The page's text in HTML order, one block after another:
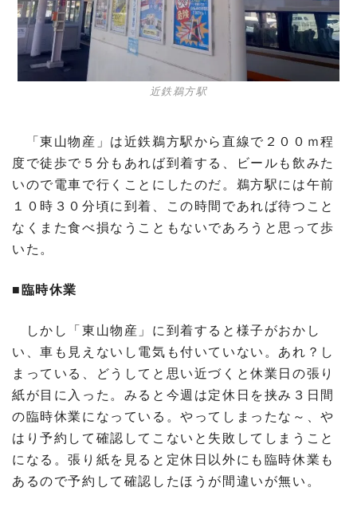
近鉄鵜方駅
「東山物産」は近鉄鵜方駅から直線で２００ｍ程
度で徒歩で５分もあれば到着する、ビールも飲みた
いので電車で行くことにしたのだ。鵜方駅には午前
１０時３０分頃に到着、この時間であれば待つこと
なくまた食べ損なうこともないであろうと思って歩
いた。
■臨時休業
しかし「東山物産」に到着すると様子がおかし
い、車も見えないし電気も付いていない。あれ？し
まっている、どうしてと思い近づくと休業日の張り
紙が目に入った。みると今週は定休日を挟み３日間
の臨時休業になっている。やってしまったな～、や
はり予約して確認してこないと失敗してしまうこと
になる。張り紙を見ると定休日以外にも臨時休業も
あるので予約して確認したほうが間違いが無い。